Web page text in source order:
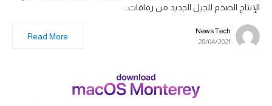
الإنتاج الضخم للجيل الجديد من رقاقات…
News Tech
28/04/2021
Read More